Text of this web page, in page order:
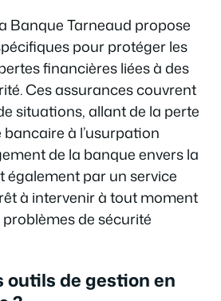
Banque Tarneaud propose
pour protéger les
financières liées à des
Ces assurances couvrent
situations, allant de la perte
à l’usurpation
de la banque envers la
également par un service
à intervenir à tout moment
de sécurité
outils de gestion en